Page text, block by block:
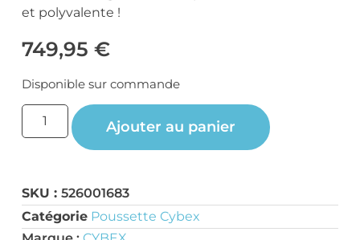
et polyvalente !
749,95 €
Disponible sur commande
Ajouter au panier
SKU : 526001683
Catégorie Poussette Cybex